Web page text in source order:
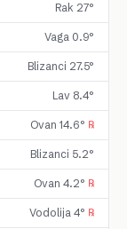
Rak 27°
Vaga 0.9°
Blizanci 27.5°
Lav 8.4°
Ovan 14.6° ℞
Blizanci 5.2°
Ovan 4.2° ℞
Vodolija 4° ℞